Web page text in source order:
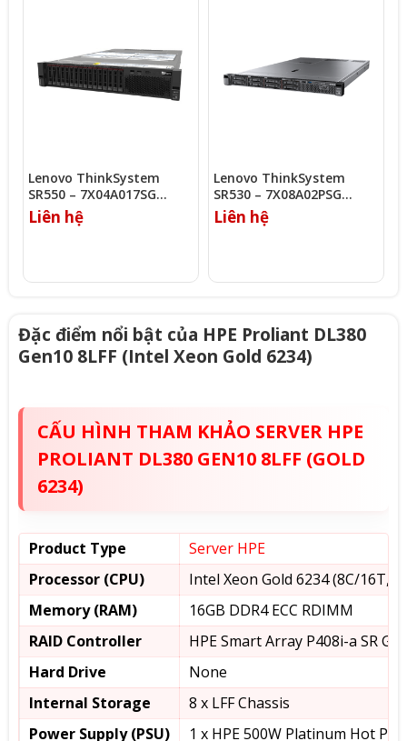
Lenovo ThinkSystem
SR550 – 7X04A017SG
(Xeon Gold 5120)
Liên hệ
Lenovo ThinkSystem
SR530 – 7X08A02PSG
(Xeon Silver 4116)
Liên hệ
Đặc điểm nổi bật của HPE Proliant DL380
Gen10 8LFF (Intel Xeon Gold 6234)
CẤU HÌNH THAM KHẢO SERVER HPE
PROLIANT DL380 GEN10 8LFF (GOLD
6234)
Product Type
Server HPE
Processor (CPU)
Intel Xeon Gold 6234 (8C/16T,
Memory (RAM)
16GB DDR4 ECC RDIMM
RAID Controller
HPE Smart Array P408i-a SR
Hard Drive
None
Internal Storage
8 x LFF Chassis
Power Supply (PSU)
1 x HPE 500W Platinum Hot